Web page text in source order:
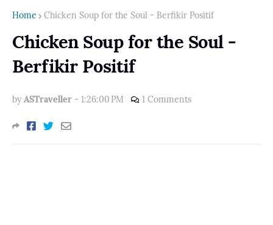
Home Chicken Soup for the Soul - Berfikir Positif
Chicken Soup for the Soul -
Berfikir Positif
by ASTraveller - 1:26:00 PM 1 Comments